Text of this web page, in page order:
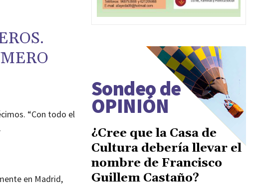
“Con todo el
en Madrid,
Sondeo de
OPINIÓN
¿Cree que la Casa de
Cultura debería llevar el
nombre de Francisco
Guillem Castaño?